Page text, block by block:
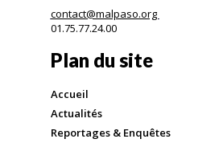
contact@malpaso.org
01.75.77.24.00
Plan du site
Accueil
Actualités
Reportages & Enquêtes